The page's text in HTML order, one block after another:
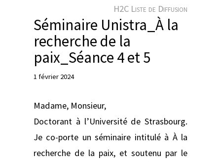
r
H2C Liste de Diffusion
Séminaire Unistra_À la
recherche de la
paix_Séance 4 et 5
1 février 2024
Madame, Monsieur,
Doctorant à l’Université de Strasbourg.
Je co-porte un séminaire intitulé à À la
recherche de la paix, et soutenu par le